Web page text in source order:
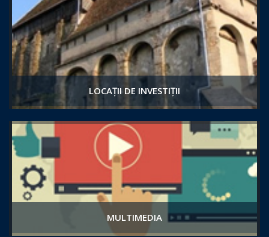
LOCAȚII DE INVESTIȚII
MULTIMEDIA